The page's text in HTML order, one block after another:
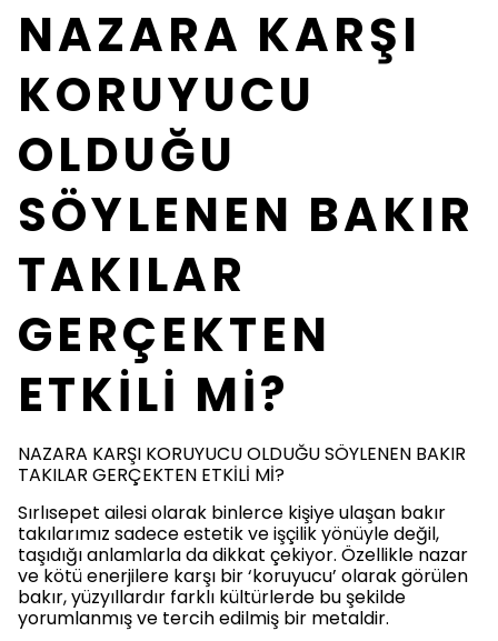
NAZARA KARŞI
KORUYUCU
OLDUĞU
SÖYLENEN BAKIR
TAKILAR
GERÇEKTEN
ETKİLİ Mİ?
NAZARA KARŞI KORUYUCU OLDUĞU SÖYLENEN BAKIR
TAKILAR GERÇEKTEN ETKİLİ Mİ?
Sırlısepet ailesi olarak binlerce kişiye ulaşan bakır
takılarımız sadece estetik ve işçilik yönüyle değil,
taşıdığı anlamlarla da dikkat çekiyor. Özellikle nazar
ve kötü enerjilere karşı bir ‘koruyucu’ olarak görülen
bakır, yüzyıllardır farklı kültürlerde bu şekilde
yorumlanmış ve tercih edilmiş bir metaldir.